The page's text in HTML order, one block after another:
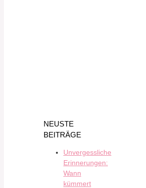
NEUSTE
BEITRÄGE
Unvergessliche
Erinnerungen:
Wann
kümmert